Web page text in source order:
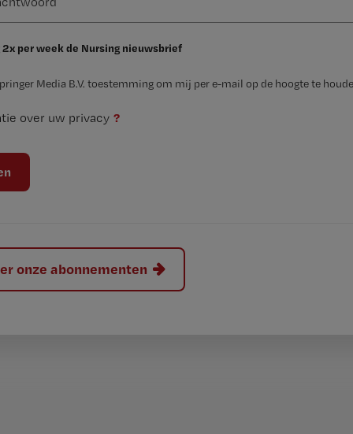
2x per week de Nursing nieuwsbrief
Media B.V. toestemming om mij per e-mail op de hoogte te
over uw privacy ?
onze abonnementen